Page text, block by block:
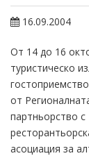
16.09.2004
От 14 до 16
туристическо
от
партньорство с
асоциация за